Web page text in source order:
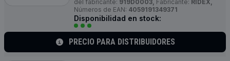
del fabricante: 919D0003, Fabricante: RIDEX,
Números de EAN: 4059191349371
Disponibilidad en stock:
PRECIO PARA DISTRIBUIDORES